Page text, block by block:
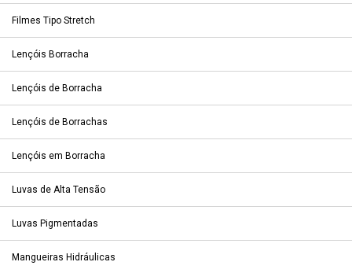
Filmes Tipo Stretch
Lençóis Borracha
Lençóis de Borracha
Lençóis de Borrachas
Lençóis em Borracha
Luvas de Alta Tensão
Luvas Pigmentadas
Mangueiras Hidráulicas